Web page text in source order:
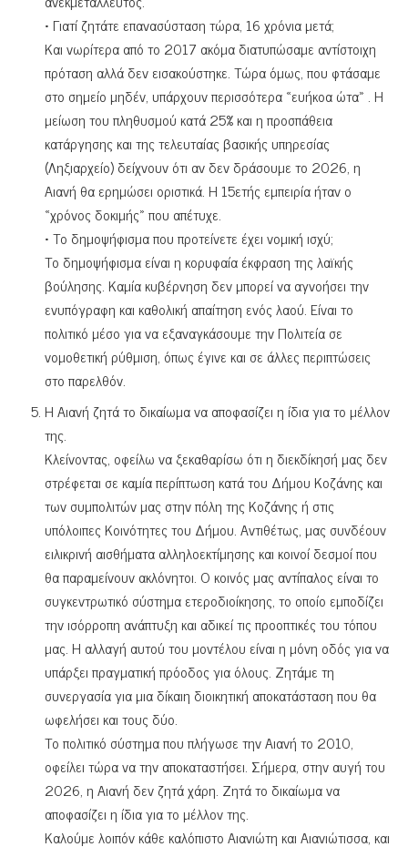
• Γιατί ζητάτε επανασύσταση τώρα, 16 χρόνια μετά;
Και νωρίτερα από το 2017 ακόμα διατυπώσαμε αντίστοιχη
πρόταση αλλά δεν εισακούστηκε. Τώρα όμως, που φτάσαμε
στο σημείο μηδέν, υπάρχουν περισσότερα «ευήκοα ώτα» . Η
μείωση του πληθυσμού κατά 25% και η προσπάθεια
κατάργησης και της τελευταίας βασικής υπηρεσίας
(Ληξιαρχείο) δείχνουν ότι αν δεν δράσουμε το 2026, η
Αιανή θα ερημώσει οριστικά. Η 15ετής εμπειρία ήταν ο
«χρόνος δοκιμής» που απέτυχε.
• Το δημοψήφισμα που προτείνετε έχει νομική ισχύ;
Το δημοψήφισμα είναι η κορυφαία έκφραση της λαϊκής
βούλησης. Καμία κυβέρνηση δεν μπορεί να αγνοήσει την
ενυπόγραφη και καθολική απαίτηση ενός λαού. Είναι το
πολιτικό μέσο για να εξαναγκάσουμε την Πολιτεία σε
νομοθετική ρύθμιση, όπως έγινε και σε άλλες περιπτώσεις
στο παρελθόν.
Η Αιανή ζητά το δικαίωμα να αποφασίζει η ίδια για το μέλλον
της.
Κλείνοντας, οφείλω να ξεκαθαρίσω ότι η διεκδίκησή μας δεν
στρέφεται σε καμία περίπτωση κατά του Δήμου Κοζάνης και
των συμπολιτών μας στην πόλη της Κοζάνης ή στις
υπόλοιπες Κοινότητες του Δήμου. Αντιθέτως, μας συνδέουν
ειλικρινή αισθήματα αλληλοεκτίμησης και κοινοί δεσμοί που
θα παραμείνουν ακλόνητοι. Ο κοινός μας αντίπαλος είναι το
συγκεντρωτικό σύστημα ετεροδιοίκησης, το οποίο εμποδίζει
την ισόρροπη ανάπτυξη και αδικεί τις προοπτικές του τόπου
μας. Η αλλαγή αυτού του μοντέλου είναι η μόνη οδός για να
υπάρξει πραγματική πρόοδος για όλους. Ζητάμε τη
συνεργασία για μια δίκαιη διοικητική αποκατάσταση που θα
ωφελήσει και τους δύο.
Το πολιτικό σύστημα που πλήγωσε την Αιανή το 2010,
οφείλει τώρα να την αποκαταστήσει. Σήμερα, στην αυγή του
2026, η Αιανή δεν ζητά χάρη. Ζητά το δικαίωμα να
αποφασίζει η ίδια για το μέλλον της.
Καλούμε λοιπόν κάθε καλόπιστο Αιανιώτη και Αιανιώτισσα, και